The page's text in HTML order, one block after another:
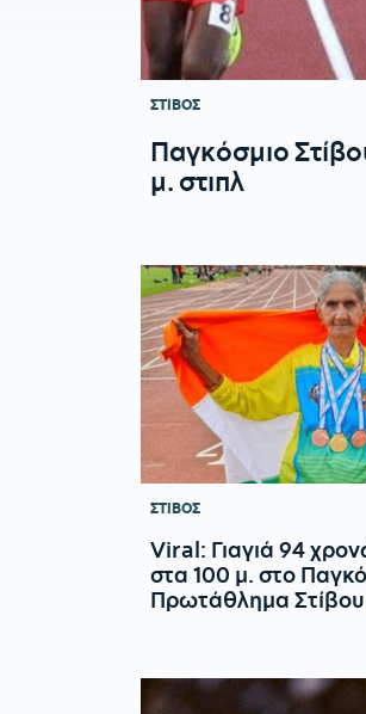
ΣΤΙΒΟΣ
Παγκόσμιο
μ. στιπλ
ΣΤΙΒΟΣ
Viral: Γιαγιά 94
στα 100 μ. στο
Πρωτάθλημα